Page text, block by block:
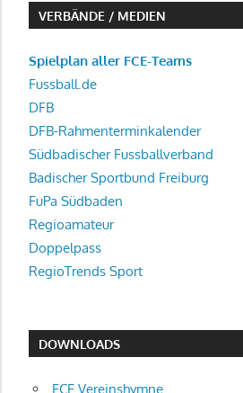
VERBÄNDE / MEDIEN
Spielplan aller FCE-Teams
Fussball.de
DFB
DFB-Rahmenterminkalender
Südbadischer Fussballverband
Badischer Sportbund Freiburg
FuPa Südbaden
Regioamateur
Doppelpass
RegioTrends Sport
DOWNLOADS
FCE Vereinshymne